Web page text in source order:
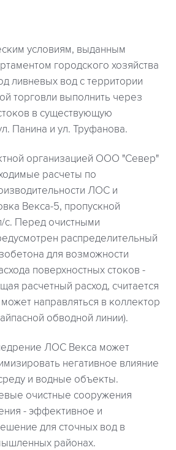
условиям, выданным
городского хозяйства
ливневых вод с территории
торговли выполнить через
в существующую
Панина и ул. Труфанова.
организацией ООО "Север"
расчеты по
ЛОС и
Векса-5, пропускной
с. Перед очистными
распределительный
для возможности
поверхностных стоков -
расчетный расход, считается
направляться в коллектор
обводной линии).
ЛОС Векса может
негативное влияние
и водные объекты.
очистные сооружения
- эффективное и
для сточных вод в
районах.